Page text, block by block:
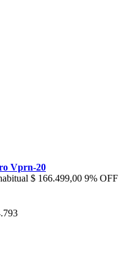
Vprn-20
$ 166.499,00 9% OFF